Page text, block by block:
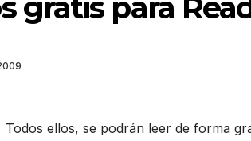
gratis para
Todos ellos, se podrán leer de forma